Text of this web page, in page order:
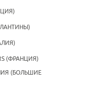
(ФРАНЦИЯ)
(БОЛЬШИЕ